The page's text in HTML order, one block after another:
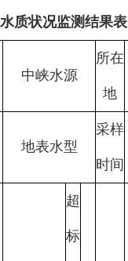
水质状况监测结果表
中峡水源
所在
地
地表水型
采样
时间
超
标